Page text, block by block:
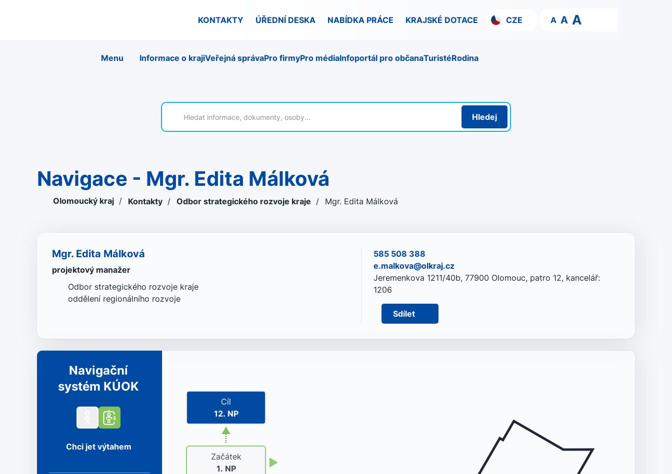
KONTAKTY ÚŘEDNÍ DESKA NABÍDKA PRÁCE KRAJSKÉ DOTACE CZE A A A
Menu Informace o krajiVeřejná správaPro firmyPro médiaInfoportál pro občanaTuristéRodina
Hledej
Navigace - Mgr. Edita Málková
Olomoucký kraj / Kontakty / Odbor strategického rozvoje kraje / Mgr. Edita Málková
Mgr. Edita Málková
projektový manažer
Odbor strategického rozvoje kraje
oddělení regionálního rozvoje
585 508 388
e.malkova@olkraj.cz
Jeremenkova 1211/40b, 77900 Olomouc, patro 12, kancelář:
1206
Sdílet
Navigační
systém KÚOK
Chci jet výtahem
Cíl
12. NP
Začátek
1. NP